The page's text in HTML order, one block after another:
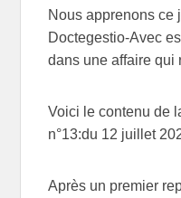
Nous apprenons ce
Doctegestio-Avec
dans une affaire qui
Voici le contenu de
n°13:du 12 juillet
Après un premier